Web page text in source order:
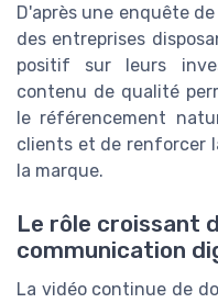
D'après une enquête
des entreprises
positif sur leurs
contenu de qualité
le référencement
clients et de renforcer
la marque.
Le rôle croissant
communication
La vidéo continue de